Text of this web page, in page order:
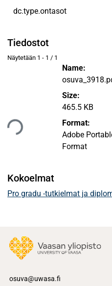
dc.type.ontasot
Tiedostot
Näytetään 1 - 1 / 1
Name:
Size:
465.5 KB
Format:
Adobe
Format
Kokoelmat
Pro gradu -tutkielmat ja
osuva@uwasa.fi